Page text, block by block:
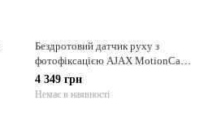
Бездротовий датчик руху з
фотофіксацією AJAX MotionCam
(PhOD) (white)
4 349 грн
Немає в наявності